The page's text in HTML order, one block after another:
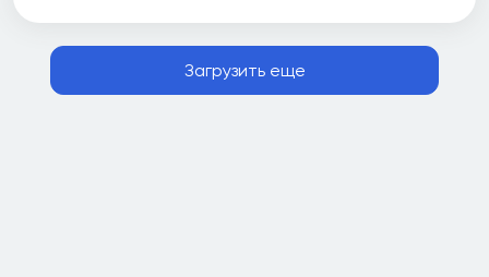
Загрузить еще